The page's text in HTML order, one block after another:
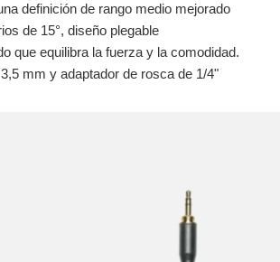
definición de rango medio mejorado
de 15°, diseño plegable
que equilibra la fuerza y la comodidad.
mm y adaptador de rosca de 1/4"